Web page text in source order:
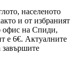
населеното
и от избраният
офис на Спиди,
е 6€. Актуалните
завършите